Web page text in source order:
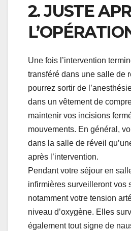
2. JUSTE
Une fois l’intervention
transféré dans une salle de
pourrez sortir de
dans un vêtement de
maintenir vos incisions
mouvements. En général,
dans la salle de réveil
après l’intervention.
Pendant votre séjour en
infirmières surveilleront vos
notamment votre tension
niveau d’oxygène. Elles
également tout signe de